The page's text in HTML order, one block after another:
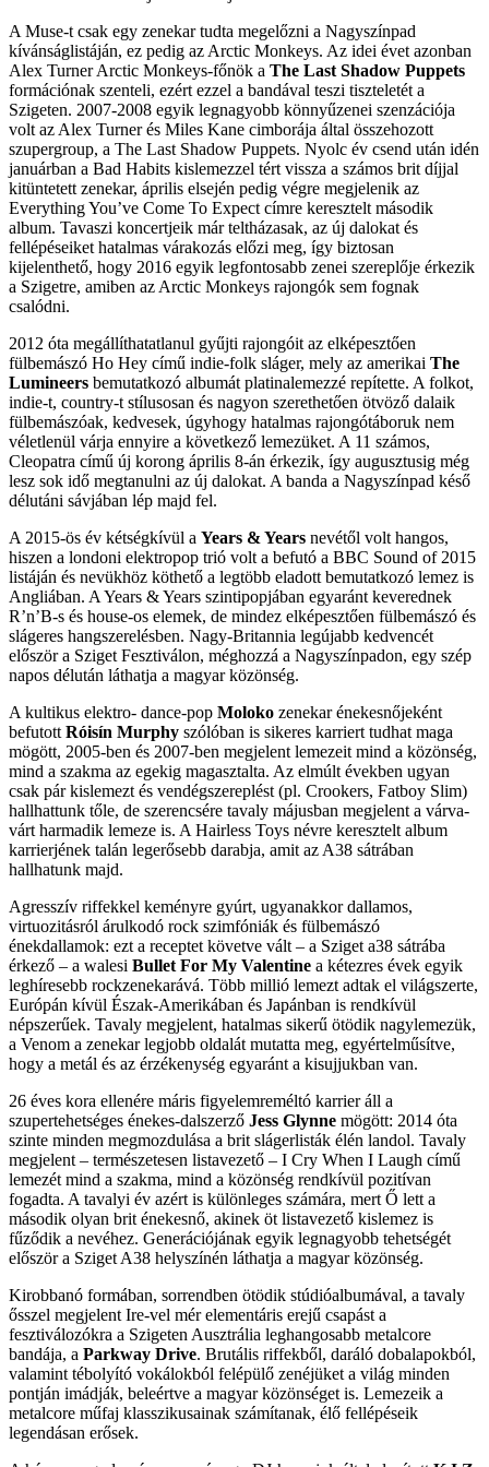
A Muse-t csak egy zenekar tudta megelőzni a Nagyszínpad
kívánságlistáján, ez pedig az Arctic Monkeys. Az idei évet azonban
Alex Turner Arctic Monkeys-főnök a The Last Shadow Puppets
formációnak szenteli, ezért ezzel a bandával teszi tiszteletét a
Szigeten. 2007-2008 egyik legnagyobb könnyűzenei szenzációja
volt az Alex Turner és Miles Kane cimborája által összehozott
szupergroup, a The Last Shadow Puppets. Nyolc év csend után idén
januárban a Bad Habits kislemezzel tért vissza a számos brit díjjal
kitüntetett zenekar, április elsején pedig végre megjelenik az
Everything You’ve Come To Expect címre keresztelt második
album. Tavaszi koncertjeik már teltházasak, az új dalokat és
fellépéseiket hatalmas várakozás előzi meg, így biztosan
kijelenthető, hogy 2016 egyik legfontosabb zenei szereplője érkezik
a Szigetre, amiben az Arctic Monkeys rajongók sem fognak
csalódni.
2012 óta megállíthatatlanul gyűjti rajongóit az elképesztően
fülbemászó Ho Hey című indie-folk sláger, mely az amerikai The
Lumineers bemutatkozó albumát platinalemezzé repítette. A folkot,
indie-t, country-t stílusosan és nagyon szerethetően ötvöző dalaik
fülbemászóak, kedvesek, úgyhogy hatalmas rajongótáboruk nem
véletlenül várja ennyire a következő lemezüket. A 11 számos,
Cleopatra című új korong április 8-án érkezik, így augusztusig még
lesz sok idő megtanulni az új dalokat. A banda a Nagyszínpad késő
délutáni sávjában lép majd fel.
A 2015-ös év kétségkívül a Years & Years nevétől volt hangos,
hiszen a londoni elektropop trió volt a befutó a BBC Sound of 2015
listáján és nevükhöz köthető a legtöbb eladott bemutatkozó lemez is
Angliában. A Years & Years szintipopjában egyaránt keverednek
R’n’B-s és house-os elemek, de mindez elképesztően fülbemászó és
slágeres hangszerelésben. Nagy-Britannia legújabb kedvencét
először a Sziget Fesztiválon, méghozzá a Nagyszínpadon, egy szép
napos délután láthatja a magyar közönség.
A kultikus elektro- dance-pop Moloko zenekar énekesnőjeként
befutottRóisín Murphy szólóban is sikeres karriert tudhat maga
mögött, 2005-ben és 2007-ben megjelent lemezeit mind a közönség,
mind a szakma az egekig magasztalta. Az elmúlt években ugyan
csak pár kislemezt és vendégszereplést (pl. Crookers, Fatboy Slim)
hallhattunk tőle, de szerencsére tavaly májusban megjelent a várva-
várt harmadik lemeze is. A Hairless Toys névre keresztelt album
karrierjének talán legerősebb darabja, amit az A38 sátrában
hallhatunk majd.
Agresszív riffekkel keményre gyúrt, ugyanakkor dallamos,
virtuozitásról árulkodó rock szimfóniák és fülbemászó
énekdallamok: ezt a receptet követve vált – a Sziget a38 sátrába
érkező – a walesi Bullet For My Valentine a kétezres évek egyik
leghíresebb rockzenekarává. Több millió lemezt adtak el világszerte,
Európán kívül Észak-Amerikában és Japánban is rendkívül
népszerűek. Tavaly megjelent, hatalmas sikerű ötödik nagylemezük,
a Venom a zenekar legjobb oldalát mutatta meg, egyértelműsítve,
hogy a metál és az érzékenység egyaránt a kisujjukban van.
26 éves kora ellenére máris figyelemreméltó karrier áll a
szupertehetséges énekes-dalszerző Jess Glynne mögött: 2014 óta
szinte minden megmozdulása a brit slágerlisták élén landol. Tavaly
megjelent – természetesen listavezető – I Cry When I Laugh című
lemezét mind a szakma, mind a közönség rendkívül pozitívan
fogadta. A tavalyi év azért is különleges számára, mert Ő lett a
második olyan brit énekesnő, akinek öt listavezető kislemez is
fűződik a nevéhez. Generációjának egyik legnagyobb tehetségét
először a Sziget A38 helyszínén láthatja a magyar közönség.
Kirobbanó formában, sorrendben ötödik stúdióalbumával, a tavaly
ősszel megjelent Ire-vel mér elementáris erejű csapást a
fesztiválozókra a Szigeten Ausztrália leghangosabb metalcore
bandája, a Parkway Drive. Brutális riffekből, daráló dobalapokból,
valamint tébolyító vokálokból felépülő zenéjüket a világ minden
pontján imádják, beleértve a magyar közönséget is. Lemezeik a
metalcore műfaj klasszikusainak számítanak, élő fellépéseik
legendásan erősek.